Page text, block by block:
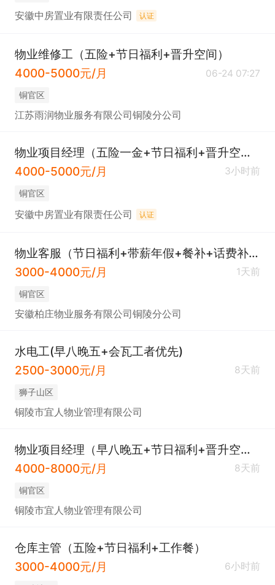
安徽中房置业有限责任公司 认证
物业维修工（五险+节日福利+晋升空间）
4000-5000元/月
06-24 07:27
铜官区
江苏雨润物业服务有限公司铜陵分公司
物业项目经理（五险一金+节日福利+晋升空间）
4000-5000元/月
3小时前
铜官区
安徽中房置业有限责任公司 认证
物业客服（节日福利+带薪年假+餐补+话费补助）
3000-4000元/月
1天前
铜官区
安徽柏庄物业服务有限公司铜陵分公司
水电工(早八晚五+会瓦工者优先)
2500-3000元/月
8天前
狮子山区
铜陵市宜人物业管理有限公司
物业项目经理（早八晚五+节日福利+晋升空间）
4000-8000元/月
8天前
铜官区
铜陵市宜人物业管理有限公司
仓库主管（五险+节日福利+工作餐）
3000-4000元/月
6小时前